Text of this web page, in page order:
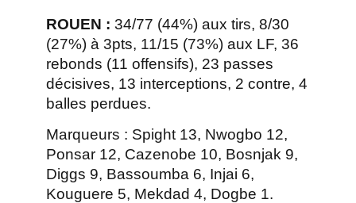
ROUEN : 34/77 (44%) aux tirs, 8/30
(27%) à 3pts, 11/15 (73%) aux LF, 36
rebonds (11 offensifs), 23 passes
décisives, 13 interceptions, 2 contre, 4
balles perdues.
Marqueurs : Spight 13, Nwogbo 12,
Ponsar 12, Cazenobe 10, Bosnjak 9,
Diggs 9, Bassoumba 6, Injai 6,
Kouguere 5, Mekdad 4, Dogbe 1.